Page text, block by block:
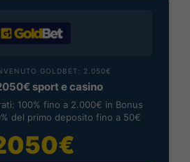
GOLDBET: 2.050€
sport e casino
100% fino a 2.000€ in Bonus
del primo deposito fino a 50€